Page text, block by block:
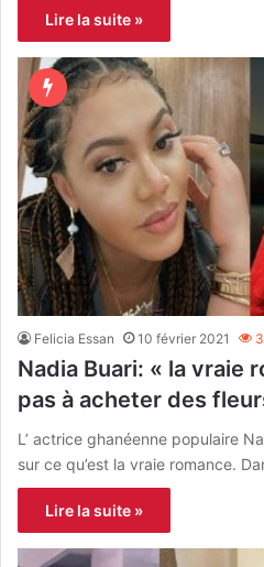
Lire la suite »
Felicia Essan 10 février 2021
Nadia Buari: « la vraie
pas à acheter des
L’ actrice ghanéenne populaire
sur ce qu’est la vraie romance.
Lire la suite »